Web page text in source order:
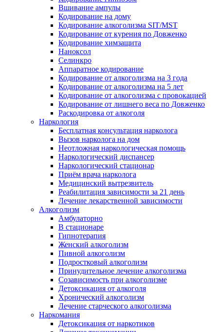
Вшивание ампулы
Кодирование на дому
Кодирование алкоголизма SIT/MST
Кодирование от курения по Довженко
Кодирование химзащита
Наноксол
Селинкро
Аппаратное кодирование
Кодирование от алкоголизма на 3 года
Кодирование от алкоголизма на 5 лет
Кодирование от алкоголизма с провокацией
Кодирование от лишнего веса по Довженко
Раскодировка от алкоголя
Наркология
Бесплатная консультация нарколога
Вызов нарколога на дом
Неотложная наркологическая помощь
Наркологический диспансер
Наркологический стационар
Приём врача нарколога
Медицинский вытрезвитель
Реабилитация зависимости за 21 день
Лечение лекарственной зависимости
Алкоголизм
Амбулаторно
В стационаре
Гипнотерапия
Женский алкоголизм
Пивной алкоголизм
Подростковый алкоголизм
Принудительное лечение алкоголизма
Созависимость при алкоголизме
Детоксикация от алкоголя
Хронический алкоголизм
Лечение старческого алкоголизма
Наркомания
Детоксикация от наркотиков